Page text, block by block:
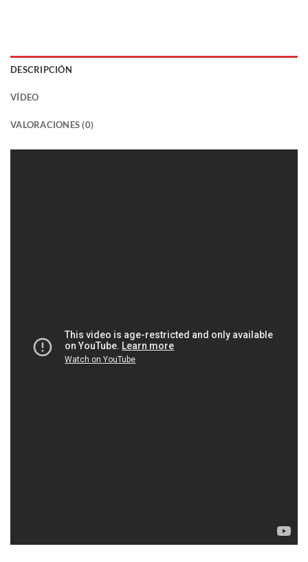
DESCRIPCIÓN
VÍDEO
VALORACIONES (0)